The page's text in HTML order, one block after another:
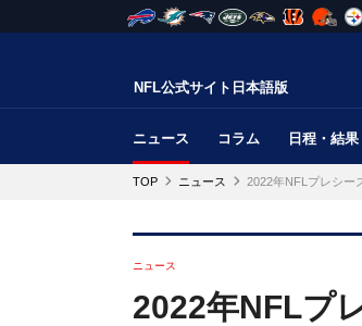
NFL公式サイト日本語版
ニュース コラム 日程・結果
TOP ニュース 2022年NFLプレシー
ニュース
2022年NFLプ